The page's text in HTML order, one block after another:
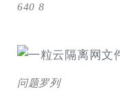
640 8
问题罗列